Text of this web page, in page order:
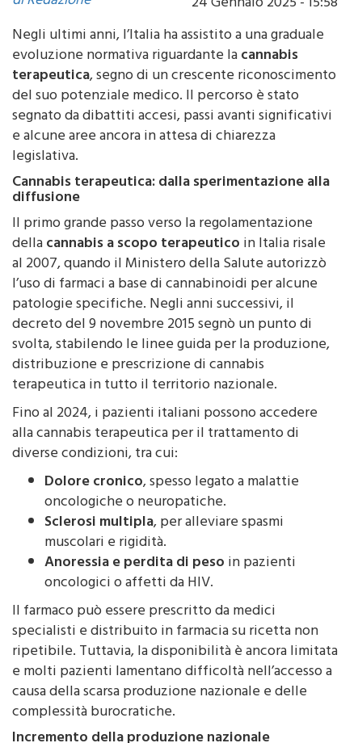
Negli ultimi anni, l’Italia ha assistito a una graduale
evoluzione normativa riguardante lacannabis
terapeutica, segno di un crescente riconoscimento
del suo potenziale medico. Il percorso è stato
segnato da dibattiti accesi, passi avanti significativi
e alcune aree ancora in attesa di chiarezza
legislativa.
Cannabis terapeutica: dalla sperimentazione alla
diffusione
Il primo grande passo verso la regolamentazione
dellacannabis a scopo terapeuticoin Italia risale
al 2007, quando il Ministero della Salute autorizzò
l’uso di farmaci a base di cannabinoidi per alcune
patologie specifiche. Negli anni successivi, il
decreto del 9 novembre 2015 segnò un punto di
svolta, stabilendo le linee guida per la produzione,
distribuzione e prescrizione di cannabis
terapeutica in tutto il territorio nazionale.
Fino al 2024, i pazienti italiani possono accedere
alla cannabis terapeutica per il trattamento di
diverse condizioni, tra cui:
Dolore cronico, spesso legato a malattie
oncologiche o neuropatiche.
Sclerosi multipla, per alleviare spasmi
muscolari e rigidità.
Anoressia e perdita di peso
oncologici o affetti da HIV.
Il farmaco può essere prescritto da medici
specialisti e distribuito in farmacia su ricetta non
ripetibile. Tuttavia, la disponibilità è ancora limitata
e molti pazienti lamentano difficoltà nell’accesso a
causa della scarsa produzione nazionale e delle
complessità burocratiche.
Incremento della produzione nazionale